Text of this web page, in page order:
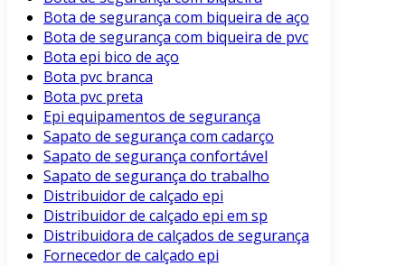
Bota de segurança com biqueira de aço
Bota de segurança com biqueira de pvc
Bota epi bico de aço
Bota pvc branca
Bota pvc preta
Epi equipamentos de segurança
Sapato de segurança com cadarço
Sapato de segurança confortável
Sapato de segurança do trabalho
Distribuidor de calçado epi
Distribuidor de calçado epi em sp
Distribuidora de calçados de segurança
Fornecedor de calçado epi